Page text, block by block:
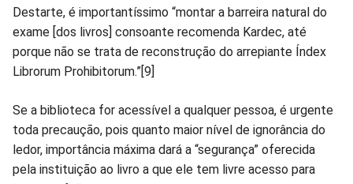
Destarte, é importantíssimo “montar a barreira natural do
exame [dos livros] consoante recomenda Kardec, até
porque não se trata de reconstrução do arrepiante Índex
Librorum Prohibitorum.”[9]
Se a biblioteca for acessível a qualquer pessoa, é urgente
toda precaução, pois quanto maior nível de ignorância do
ledor, importância máxima dará a “segurança” oferecida
pela instituição ao livro a que ele tem livre acesso para